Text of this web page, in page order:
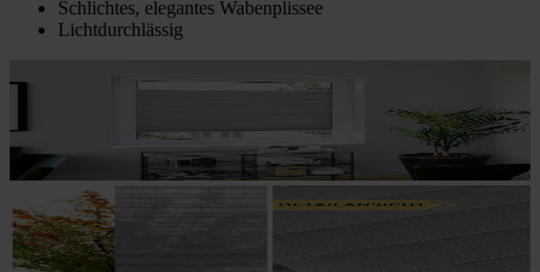
Schlichtes, elegantes Wabenplissee
Lichtdurchlässig